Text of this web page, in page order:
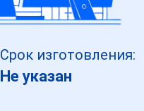
Срок изготовления:
Не указан